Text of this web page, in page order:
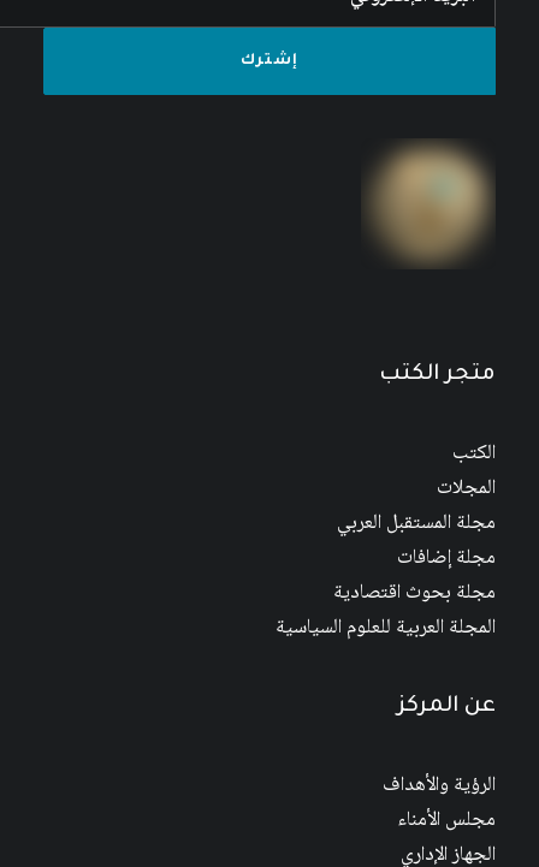
متجر الكتب
الكتب
المجلات
مجلة المستقبل العربي
مجلة إضافات
مجلة بحوث اقتصادية
المجلة العربية للعلوم السياسية
عن المركز
الرؤية والأهداف
مجلس الأمناء
الجهاز الإداري